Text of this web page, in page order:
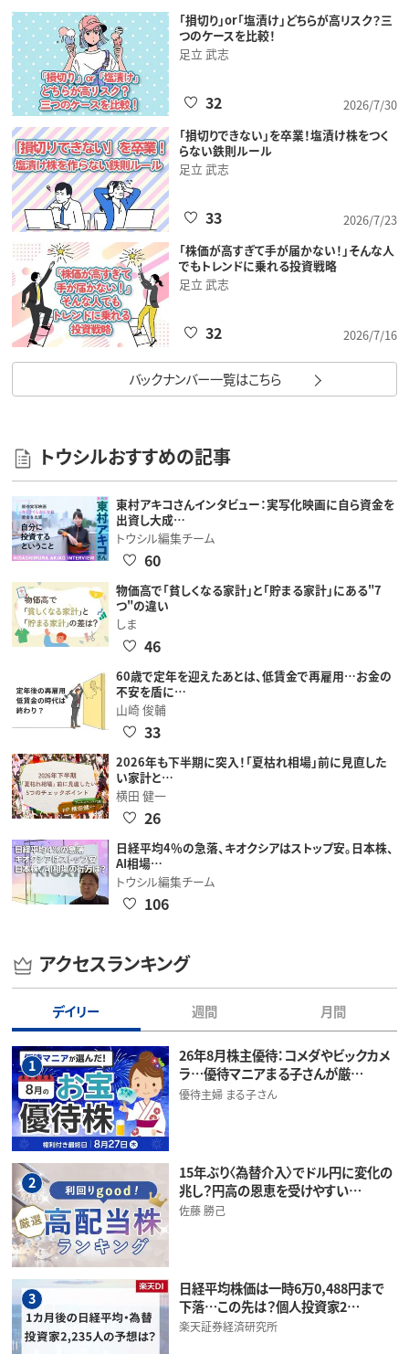
「損切り」or「塩漬け」どちらが高リスク？三
つのケースを比較！
足立 武志
2026/7/30
32
「損切りできない」を卒業！塩漬け株をつく
らない鉄則ルール
足立 武志
2026/7/23
33
「株価が高すぎて手が届かない！」そんな人
でもトレンドに乗れる投資戦略
足立 武志
2026/7/16
32
バックナンバー一覧はこちら
トウシルおすすめの記事
東村アキコさんインタビュー：実写化映画に自ら資金を
出資し大成…
トウシル編集チーム
60
物価高で「貧しくなる家計」と「貯まる家計」にある"7
つ"の違い
しま
46
60歳で定年を迎えたあとは、低賃金で再雇用…お金の
不安を盾に…
山崎 俊輔
33
2026年も下半期に突入！「夏枯れ相場」前に見直した
い家計と…
横田 健一
26
日経平均4％の急落、キオクシアはストップ安。日本株、
AI相場…
トウシル編集チーム
106
アクセスランキング
デイリー 週間 月間
1
26年8月株主優待：コメダやビックカメ
ラ…優待マニアまる子さんが厳…
優待主婦 まる子さん
2
15年ぶり〈為替介入〉でドル円に変化の
兆し？円高の恩恵を受けやすい…
佐藤 勝己
3
日経平均株価は一時6万0,488円まで
下落…この先は？個人投資家2…
楽天証券経済研究所